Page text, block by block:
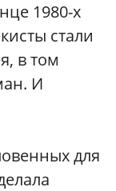
1980-х
стали
в том
И
для